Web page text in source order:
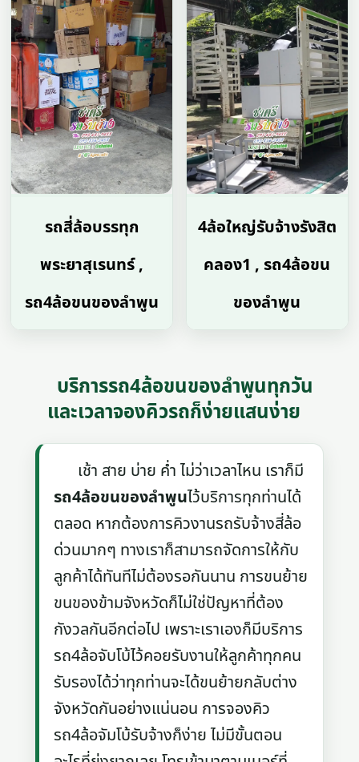
รถสี่ล้อบรรทุก
พระยาสุเรนทร์ ,
รถ4ล้อขนของลําพูน
4ล้อใหญ่รับจ้างรังสิต
คลอง1 , รถ4ล้อขน
ของลําพูน
บริการรถ4ล้อขนของลําพูนทุกวัน
และเวลาจองคิวรถก็ง่ายแสนง่าย
เช้า สาย บ่าย ค่ำ ไม่ว่าเวลาไหน เราก็มี
รถ4ล้อขนของลําพูนไว้บริการทุกท่านได้
ตลอด หากต้องการคิวงานรถรับจ้างสี่ล้อ
ด่วนมากๆ ทางเราก็สามารถจัดการให้กับ
ลูกค้าได้ทันทีไม่ต้องรอกันนาน การขนย้าย
ขนของข้ามจังหวัดก็ไม่ใช่ปัญหาที่ต้อง
กังวลกันอีกต่อไป เพราะเราเองก็มีบริการ
รถ4ล้อจับโบ้ไว้คอยรับงานให้ลูกค้าทุกคน
รับรองได้ว่าทุกท่านจะได้ขนย้ายกลับต่าง
จังหวัดกันอย่างแน่นอน การจองคิว
รถ4ล้อจัมโบ้รับจ้างก็ง่าย ไม่มีขั้นตอน